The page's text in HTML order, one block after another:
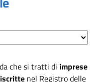
che si tratti di imprese
nel Registro delle